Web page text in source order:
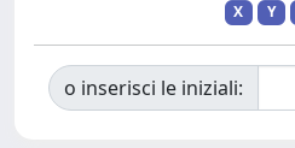
X
Y
o inserisci le iniziali: